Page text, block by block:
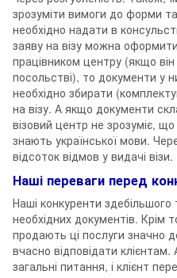
зрозуміти вимоги до форми
необхідно надати в
заяву на візу можна оформити
працівником центру (якщо
посольстві), то документи у
необхідно збирати
на візу. А якщо документи
візовий центр не зрозуміє,
знають української мови.
відсоток відмов у видачі візи.
Наші переваги перед
Наші конкуренти
необхідних документів. Крім
продають ці послуги
вчасно відповідати
загальні питання, і клієнт